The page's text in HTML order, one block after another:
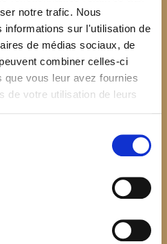
notre trafic. Nous
informations sur l'utilisation de
de médias sociaux, de
combiner celles-ci
vous leur avez fournies
de votre utilisation de leurs